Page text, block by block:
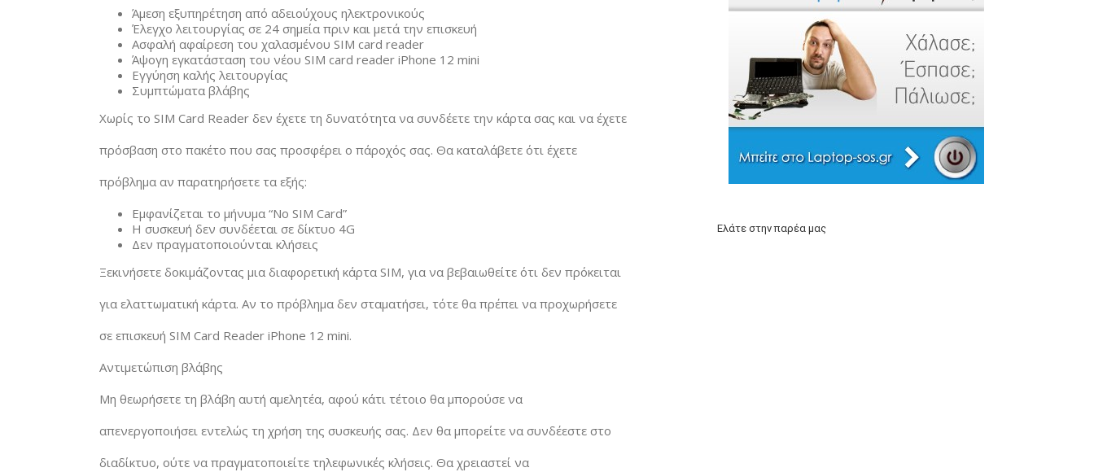
Άμεση εξυπηρέτηση από αδειούχους ηλεκτρονικούς
Έλεγχο λειτουργίας σε 24 σημεία πριν και μετά την επισκευή
Ασφαλή αφαίρεση του χαλασμένου SIM card reader
Άψογη εγκατάσταση του νέου SIM card reader iPhone 12 mini
Εγγύηση καλής λειτουργίας
Συμπτώματα βλάβης
Χωρίς το SIM Card Reader δεν έχετε τη δυνατότητα να συνδέετε την κάρτα σας και να έχετε
πρόσβαση στο πακέτο που σας προσφέρει ο πάροχός σας. Θα καταλάβετε ότι έχετε
πρόβλημα αν παρατηρήσετε τα εξής:
Εμφανίζεται το μήνυμα “No SIM Card”
Η συσκευή δεν συνδέεται σε δίκτυο 4G
Δεν πραγματοποιούνται κλήσεις
Ξεκινήσετε δοκιμάζοντας μια διαφορετική κάρτα SIM, για να βεβαιωθείτε ότι δεν πρόκειται
για ελαττωματική κάρτα. Αν το πρόβλημα δεν σταματήσει, τότε θα πρέπει να προχωρήσετε
σε επισκευή SIM Card Reader iPhone 12 mini.
Αντιμετώπιση βλάβης
Μη θεωρήσετε τη βλάβη αυτή αμελητέα, αφού κάτι τέτοιο θα μπορούσε να
απενεργοποιήσει εντελώς τη χρήση της συσκευής σας. Δεν θα μπορείτε να συνδέεστε στο
διαδίκτυο, ούτε να πραγματοποιείτε τηλεφωνικές κλήσεις. Θα χρειαστεί να
Ελάτε στην παρέα μας